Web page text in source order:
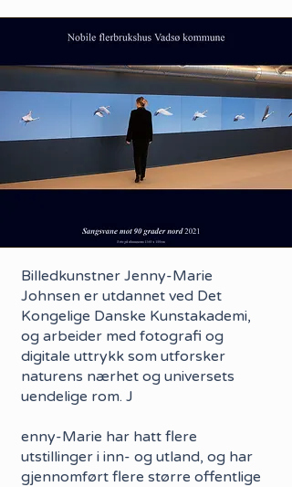
Billedkunstner Jenny-Marie
Johnsen er utdannet ved Det
Kongelige Danske Kunstakademi,
og arbeider med fotografi og
digitale uttrykk som utforsker
naturens nærhet og universets
uendelige rom. J
enny-Marie har hatt flere
utstillinger i inn- og utland, og har
gjennomført flere større offentlige